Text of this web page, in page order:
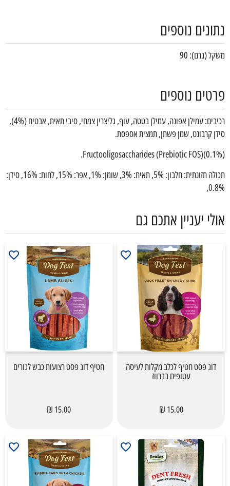
נתונים נוספים
משקל (גרם): 90
פרטים נוספים
רכיבים: עמילן אפונה, עמילן בטטה, עוף, גליצרין צמחי, סיבי תאית, אבטיח (4%),
סידן קרבונט, שמן פשתן, תמצית אספסת.
Fructooligosaccharides (Prebiotic FOS)(0.1%).
תכולה תזונתית: חלבון: 5%, תאית: 3%, שומן: 1%, אפר: 15%, לחות: 16%, סידן:
0.8%,
אולי יעניין אתכם גם
דוג פסט חטיף לכלב מקלות לעיסה
עטופים בברווז
15.00 ₪
חטיף דוג פסט רצועות כבש לגורים
15.00 ₪